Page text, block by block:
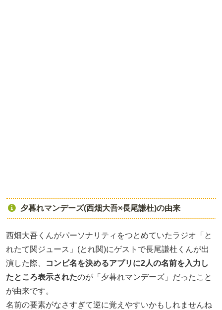
夕暮れマンデーズ(西畑大吾×長尾謙杜)の由来
西畑大吾くんがパーソナリティをつとめていたラジオ「と
れたて関ジュース」(とれ関)にゲストで長尾謙杜くんが出
演した際、
コンビ名を決めるアプリに2人の名前を入力し
たところ表示されたのが「夕暮れマンデーズ」だったこと
が由来です。
名前の要素がなさすぎて逆に覚えやすいかもしれませんね